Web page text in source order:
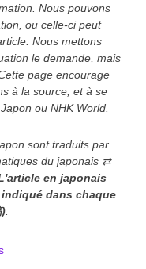
Nous pouvons
ou celle-ci peut
Nous mettons
le demande, mais
page encourage
à la source, et à se
ou NHK World.
sont traduits par
du japonais ⇄
en japonais
dans chaque
.